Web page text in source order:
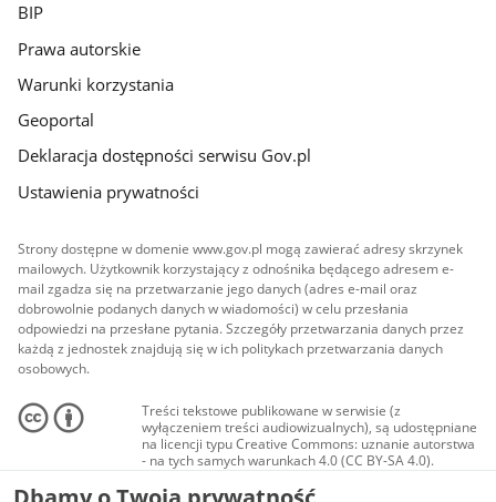
BIP
Prawa autorskie
Warunki korzystania
Geoportal
Deklaracja dostępności serwisu Gov.pl
Ustawienia prywatności
Strony dostępne w domenie www.gov.pl mogą zawierać adresy skrzynek
mailowych. Użytkownik korzystający z odnośnika będącego adresem e-
mail zgadza się na przetwarzanie jego danych (adres e-mail oraz
dobrowolnie podanych danych w wiadomości) w celu przesłania
odpowiedzi na przesłane pytania. Szczegóły przetwarzania danych przez
każdą z jednostek znajdują się w ich politykach przetwarzania danych
osobowych.
Treści tekstowe publikowane w serwisie (z
wyłączeniem treści audiowizualnych), są udostępniane
na licencji typu Creative Commons: uznanie autorstwa
- na tych samych warunkach 4.0 (CC BY-SA 4.0).
Materiały audiowizualne, w tym zdjęcia, materiały
audio i wideo, są udostępniane na licencji typu